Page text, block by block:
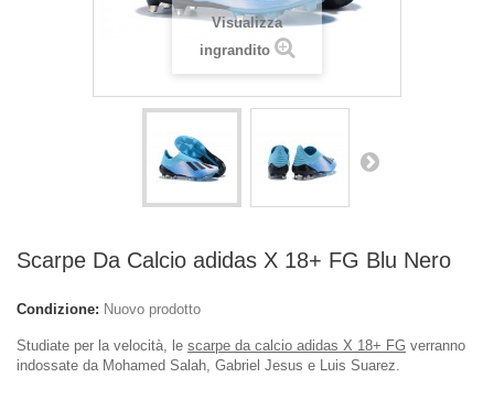
Visualizza
ingrandito
Scarpe Da Calcio adidas X 18+ FG Blu Nero
Condizione: Nuovo prodotto
Studiate per la velocità, le scarpe da calcio adidas X 18+ FG verranno
indossate da Mohamed Salah, Gabriel Jesus e Luis Suarez.